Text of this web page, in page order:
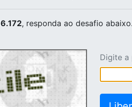
, responda ao desafio abaixo.
Digite a